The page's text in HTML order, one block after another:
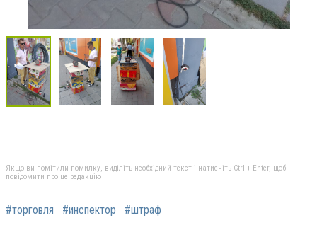
Якщо ви помітили помилку, виділіть необхідний текст і натисніть Ctrl + Enter, щоб
повідомити про це редакцію
#торговля #инспектор #штраф